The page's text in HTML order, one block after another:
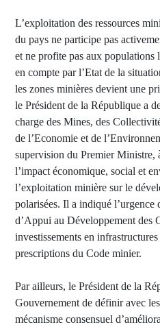
L’exploitation des ressources
du pays ne participe pas
et ne profite pas aux populations
en compte par l’Etat de la
les zones minières devient une
le Président de la République a
charge des Mines, des
de l’Economie et de
supervision du Premier Ministre,
l’impact économique, social et
l’exploitation minière sur le
polarisées. Il a indiqué
d’Appui au Développement des
investissements en
prescriptions du Code minier.
Par ailleurs, le Président de la
Gouvernement de définir avec
mécanisme consensuel